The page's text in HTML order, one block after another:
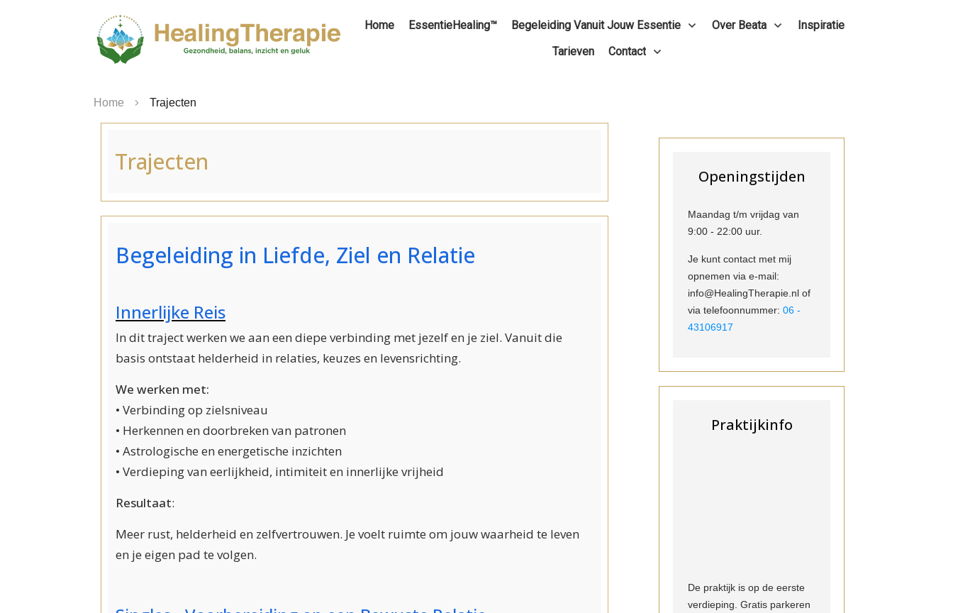
Home EssentieHealing™ Begeleiding Vanuit Jouw Essentie Over Beata
Inspiratie
Tarieven
Contact
Home Trajecten
Trajecten
Begeleiding in Liefde, Ziel en Relatie
Innerlijke Reis
In dit traject werken we aan een diepe verbinding met jezelf en je ziel. Vanuit die
basis ontstaat helderheid in relaties, keuzes en levensrichting.
We werken met:
• Verbinding op zielsniveau
• Herkennen en doorbreken van patronen
• Astrologische en energetische inzichten
• Verdieping van eerlijkheid, intimiteit en innerlijke vrijheid
Resultaat:
Meer rust, helderheid en zelfvertrouwen. Je voelt ruimte om jouw waarheid te leven
en je eigen pad te volgen.
Openingstijden
Maandag t/m vrijdag van
9:00 - 22:00 uur.
Je kunt contact met mij
opnemen via e-mail:
info@HealingTherapie.nl of
via telefoonnummer: 06 -
43106917
Praktijkinfo
De praktijk is op de eerste
verdieping. Gratis parkeren